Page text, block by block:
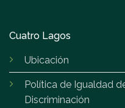
Cuatro Lagos
Ubicación
Política de Igualdad
Discriminación